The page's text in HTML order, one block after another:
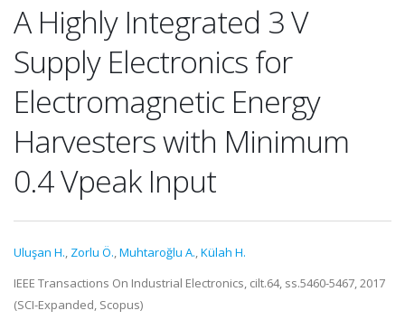
A Highly Integrated 3 V
Supply Electronics for
Electromagnetic Energy
Harvesters with Minimum
0.4 Vpeak Input
Uluşan H., Zorlu Ö.,Muhtaroğlu A.,Külah H.
IEEE Transactions On Industrial Electronics, cilt.64, ss.5460-5467, 2017
(SCI-Expanded, Scopus)